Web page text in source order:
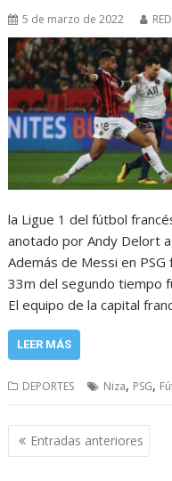
5 de marzo de 2022
la Ligue 1 del fútbol
anotado por Andy Delort
Además de Messi en
33m del segundo tiempo
El equipo de la capital
LEER MÁS
DEPORTES Niza, PSG,
Navegación
de
Entradas anteriores